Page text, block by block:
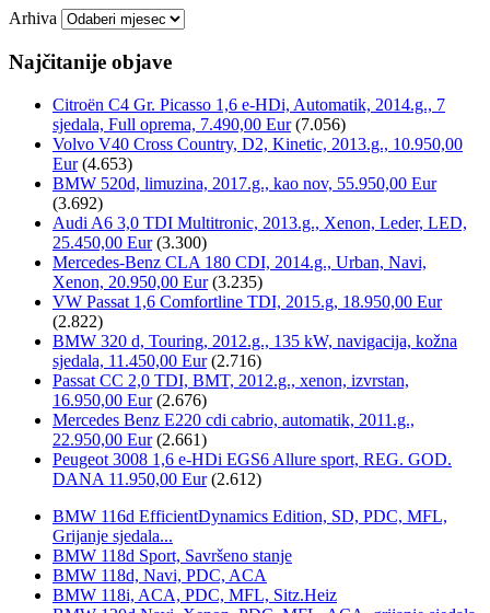
Arhiva
Najčitanije objave
Citroën C4 Gr. Picasso 1,6 e-HDi, Automatik, 2014.g., 7
sjedala, Full oprema, 7.490,00 Eur (7.056)
Volvo V40 Cross Country, D2, Kinetic, 2013.g., 10.950,00
Eur (4.653)
BMW 520d, limuzina, 2017.g., kao nov, 55.950,00 Eur
(3.692)
Audi A6 3,0 TDI Multitronic, 2013.g., Xenon, Leder, LED,
25.450,00 Eur (3.300)
Mercedes-Benz CLA 180 CDI, 2014.g., Urban, Navi,
Xenon, 20.950,00 Eur (3.235)
VW Passat 1,6 Comfortline TDI, 2015.g, 18.950,00 Eur
(2.822)
BMW 320 d, Touring, 2012.g., 135 kW, navigacija, kožna
sjedala, 11.450,00 Eur (2.716)
Passat CC 2,0 TDI, BMT, 2012.g., xenon, izvrstan,
16.950,00 Eur (2.676)
Mercedes Benz E220 cdi cabrio, automatik, 2011.g.,
22.950,00 Eur (2.661)
Peugeot 3008 1,6 e-HDi EGS6 Allure sport, REG. GOD.
DANA 11.950,00 Eur (2.612)
BMW 116d EfficientDynamics Edition, SD, PDC, MFL,
Grijanje sjedala...
BMW 118d Sport, Savršeno stanje
BMW 118d, Navi, PDC, ACA
BMW 118i, ACA, PDC, MFL, Sitz.Heiz